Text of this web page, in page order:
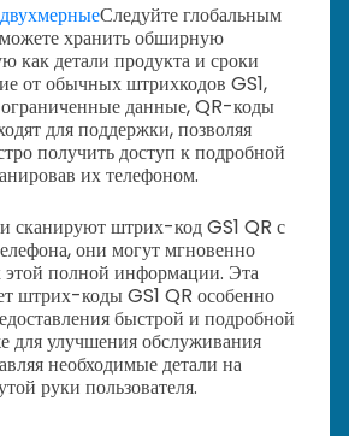
Следуйте глобальным
хранить обширную
как детали продукта и сроки
от обычных штрихкодов GS1,
данные, QR-коды
для поддержки, позволяя
получить доступ к подробной
их телефоном.
сканируют штрих-код GS1 QR с
они могут мгновенно
этой полной информации. Эта
штрих-коды GS1 QR особенно
быстрой и подробной
для улучшения обслуживания
необходимые детали на
руки пользователя.